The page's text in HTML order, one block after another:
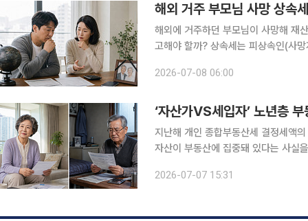
해외 거주 부모님 사망 상속
해외에 거주하던 부모님이 사망해 재
고해야 할까? 상속세는 피상속인(사
과 관계없이 국내에 주소를 두거나
2026-07-08 06:00
‘자산가VS세입자’ 노년층
지난해 개인 종합부동산세 결정세액
자산이 부동산에 집중돼 있다는 사실
2026-07-07 15:31